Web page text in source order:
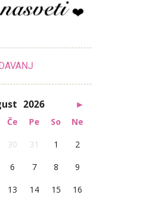
2026 ►
Če Pe So
Ne
30 31 1
2
6 7 8
9
13 14 15
16